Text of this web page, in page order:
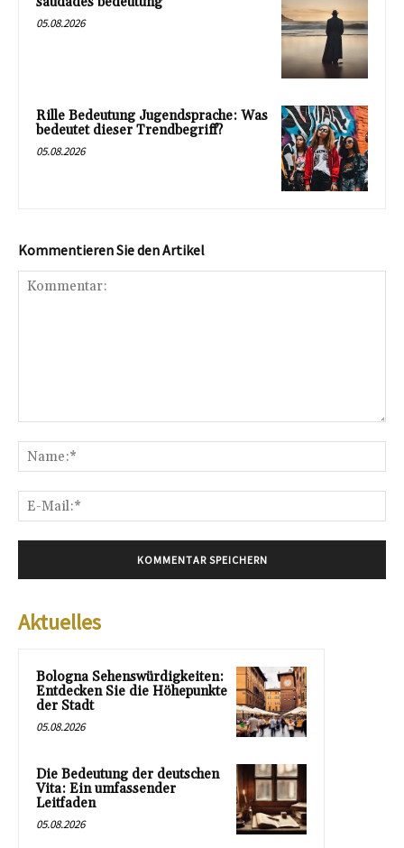
05.08.2026
Rille Bedeutung Jugendsprache: Was
bedeutet dieser Trendbegriff?
05.08.2026
Kommentieren Sie den Artikel
Aktuelles
Bologna Sehenswürdigkeiten:
Entdecken Sie die Höhepunkte
der Stadt
05.08.2026
Die Bedeutung der deutschen
Vita: Ein umfassender
Leitfaden
05.08.2026